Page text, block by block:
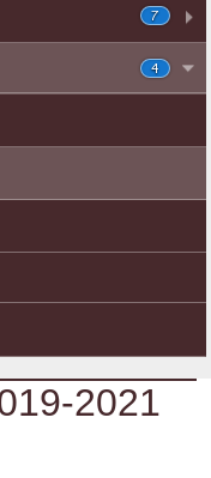
7
4
2021